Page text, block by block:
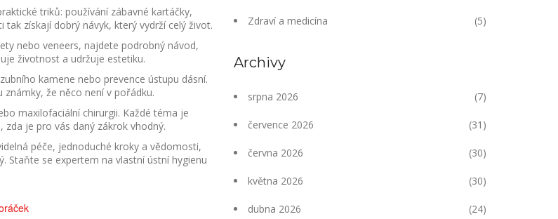
triků: používání zábavné kartáčky,
získají dobrý návyk, který vydrží celý život.
nebo veneers, najdete podrobný návod,
životnost a udržuje estetiku.
kamene nebo prevence ústupu dásní.
že něco není v pořádku.
maxilofaciální chirurgii. Každé téma je
je pro vás daný zákrok vhodný.
péče, jednoduché kroky a vědomosti,
Staňte se expertem na vlastní ústní hygienu
Zdraví a medicína (5)
Archivy
srpna 2026 (7)
července 2026 (31)
června 2026 (30)
května 2026 (30)
dubna 2026 (24)